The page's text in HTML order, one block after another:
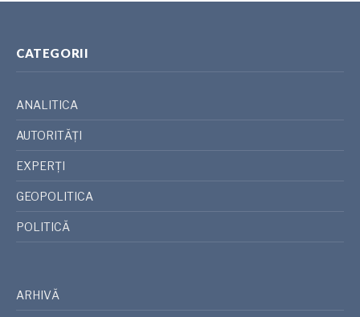
CATEGORII
ANALITICA
AUTORITĂȚI
EXPERȚI
GEOPOLITICA
POLITICĂ
ARHIVĂ